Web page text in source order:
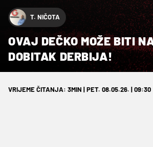
T. NIČOTA
OVAJ DEČKO MOŽE BITI
DOBITAK DERBIJA!
VRIJEME ČITANJA: 3MIN | PET. 08.05.26. | 09:30